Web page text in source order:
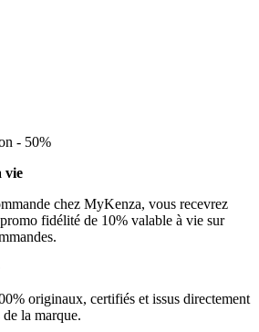
- 50%
vie
chez MyKenza, vous recevrez
fidélité de 10% valable à vie sur
originaux, certifiés et issus directement
la marque.